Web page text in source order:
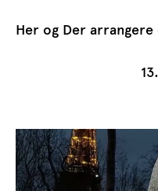
Her og Der arrangere